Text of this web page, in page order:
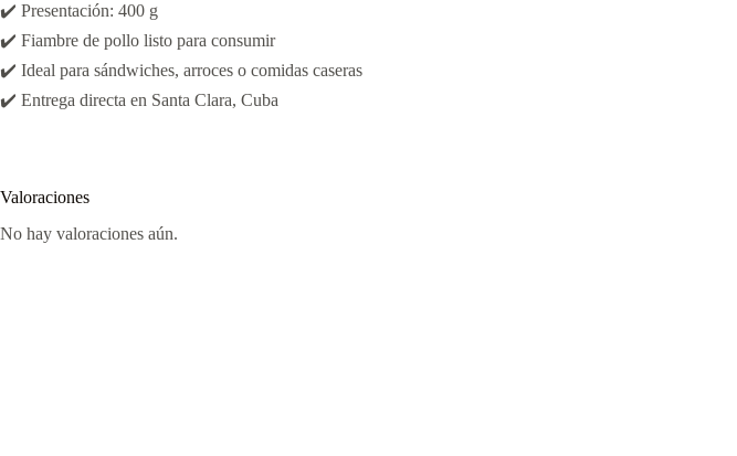
✔️ Presentación: 400 g
✔️ Fiambre de pollo listo para consumir
✔️ Ideal para sándwiches, arroces o comidas caseras
✔️ Entrega directa en Santa Clara, Cuba
Valoraciones
No hay valoraciones aún.